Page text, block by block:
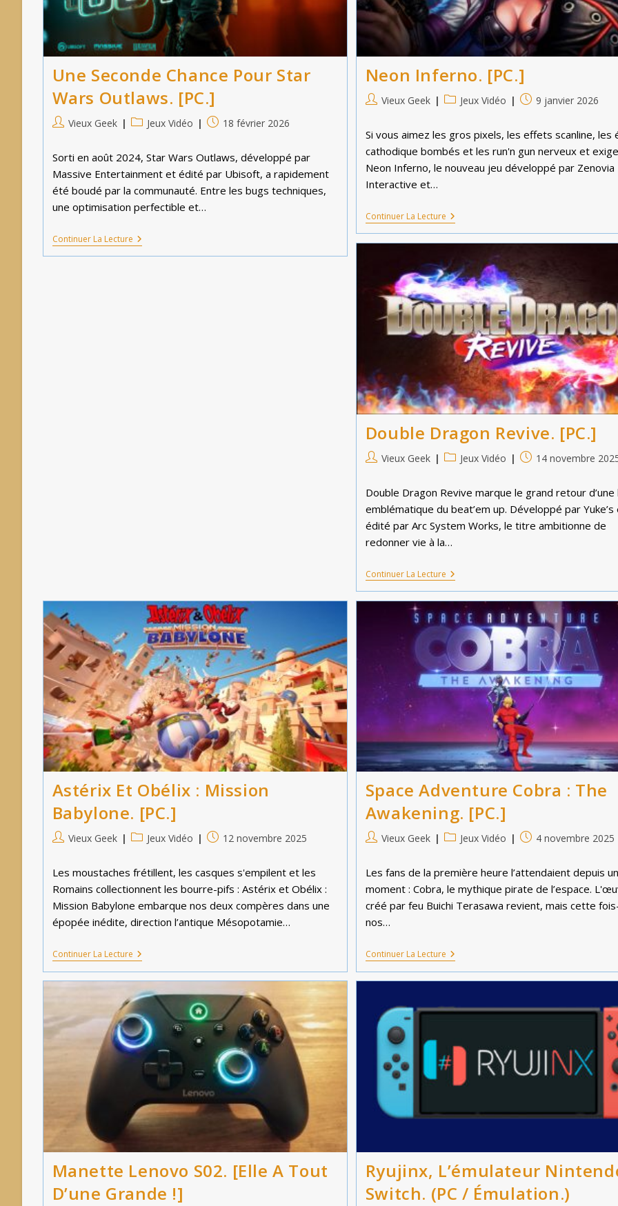
Une Seconde Chance Pour Star
Wars Outlaws. [PC.]
Auteur/autrice
publication :
Vieux Geek
PostJeux Vidéo
Publication
18 février 2026
Sorti en août 2024, Star Wars Outlaws, développé par
Massive Entertainment et édité par Ubisoft, a rapidement
été boudé par la communauté. Entre les bugs techniques,
une optimisation perfectible et…
Continuer La LectureUne
Seconde
Chance
Neon Inferno. [PC.]
Auteur/autrice
publication :
Vieux Geek
PostJeux Vidéo
Publication
9 janvier 2026
Si vous aimez les gros pixels, les effets scanline, les
cathodique bombés et les run'n gun nerveux et
Neon Inferno, le nouveau jeu développé par Zenovia
Interactive et…
Continuer La LectureNeon
Inferno.
[PC.]
Double Dragon Revive. [PC.]
Auteur/autrice
publication :
Vieux Geek
PostJeux Vidéo
Publication
14 novembre
Double Dragon Revive marque le grand retour d’une
emblématique du beat’em up. Développé par Yuke’s
édité par Arc System Works, le titre ambitionne de
redonner vie à la…
Continuer La LectureDouble
Dragon
Revive.
[PC.]
Astérix Et Obélix : Mission
Babylone. [PC.]
Auteur/autrice
la
Vieux Geek
PostJeux Vidéo
Publication
12 novembre 2025
Les moustaches frétillent, les casques s'empilent et les
Romains collectionnent les bourre-pifs : Astérix et Obélix :
Mission Babylone embarque nos deux compères dans une
épopée inédite, direction l’antique Mésopotamie…
Continuer La LectureAstérix
Et
Obélix
Mission
Babylone.
[PC.]
Space Adventure Cobra : The
Awakening. [PC.]
Auteur/autrice
la
Vieux Geek
PostJeux Vidéo
Publication
4 novembre 2025
Les fans de la première heure l’attendaient depuis
moment : Cobra, le mythique pirate de l’espace.
créé par feu Buichi Terasawa revient, mais cette
nos…
Continuer La LectureSpace
Adventure
Cobra
Awakening.
Manette Lenovo S02. [Elle A Tout
D’une Grande !]
Ryujinx, L’émulateur
Switch. (PC / Émulation.)